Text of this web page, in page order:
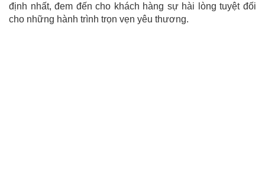
định nhất, đem đến cho khách hàng sự hài lòng tuyệt đối
cho những hành trình trọn vẹn yêu thương.